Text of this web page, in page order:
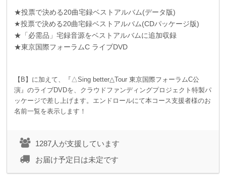
★投票で決める20曲宅録ベストアルバム(データ版)
★投票で決める20曲宅録ベストアルバム(CDパッケージ版)
★「必需品」宅録音源をベストアルバムに追加収録
★東京国際フォーラムC ライブDVD
【B】に加えて、『△Sing better△Tour 東京国際フォーラムC公
演』のライブDVDを、クラウドファンディングプロジェクト特製パ
ッケージで差し上げます。エンドロールにて本コース支援者様のお
名前一覧を表示します！
1287人が支援しています
お届け予定日は未定です